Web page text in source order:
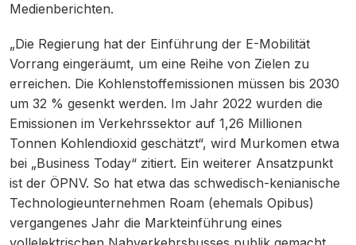
Medienberichten.
„Die Regierung hat der Einführung der E-Mobilität
Vorrang eingeräumt, um eine Reihe von Zielen zu
erreichen. Die Kohlenstoffemissionen müssen bis 2030
um 32 % gesenkt werden. Im Jahr 2022 wurden die
Emissionen im Verkehrssektor auf 1,26 Millionen
Tonnen Kohlendioxid geschätzt“, wird Murkomen etwa
bei „Business Today“ zitiert. Ein weiterer Ansatzpunkt
ist der ÖPNV. So hat etwa das schwedisch-kenianische
Technologieunternehmen Roam (ehemals Opibus)
vergangenes Jahr die Markteinführung eines